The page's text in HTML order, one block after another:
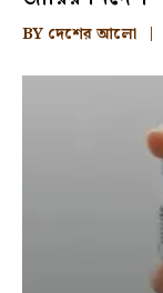
BY দেশের আলো